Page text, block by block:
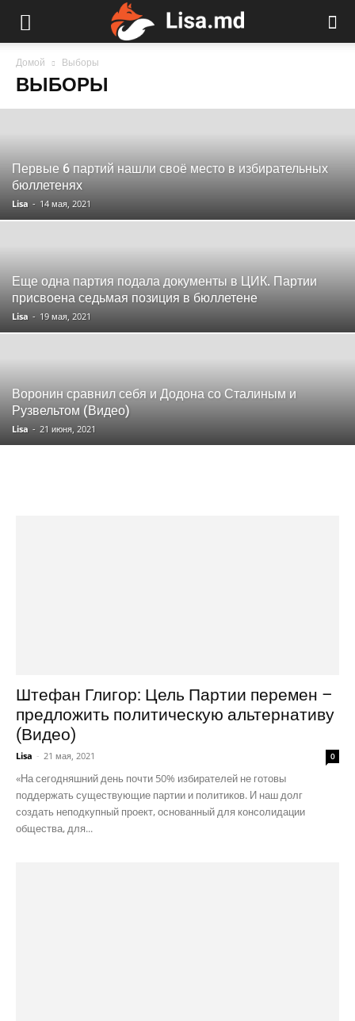
Домой Выборы
ВЫБОРЫ
Первые 6 партий нашли своё место в избирательных
бюллетенях
Lisa - 14 мая, 2021
Еще одна партия подала документы в ЦИК. Партии
присвоена седьмая позиция в бюллетене
Lisa - 19 мая, 2021
Воронин сравнил себя и Додона со Сталиным и
Рузвельтом (Видео)
Lisa - 21 июня, 2021
Штефан Глигор: Цель Партии перемен –
предложить политическую альтернативу
(Видео)
Lisa - 21 мая, 2021 0
«На сегодняшний день почти 50% избирателей не готовы
поддержать существующие партии и политиков. И наш долг
создать неподкупный проект, основанный для консолидации
общества, для...